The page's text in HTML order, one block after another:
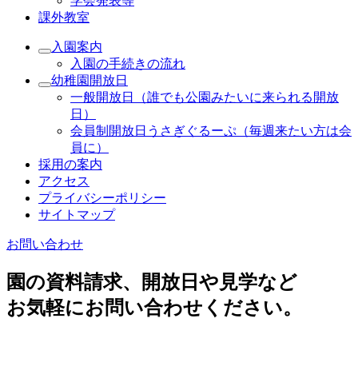
課外教室
入園案内
入園の手続きの流れ
幼稚園開放日
一般開放日（誰でも公園みたいに来られる開放
日）
会員制開放日うさぎぐるーぷ（毎週来たい方は会
員に）
採用の案内
アクセス
プライバシーポリシー
サイトマップ
お問い合わせ
園の資料請求、開放日や見学など
お気軽にお問い合わせください。